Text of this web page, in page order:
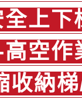
上下
空作
收納